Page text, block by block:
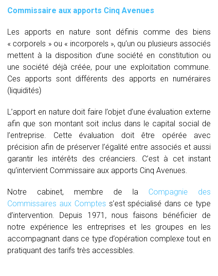
Commissaire aux apports Cinq Avenues
Les apports en nature sont définis comme des biens
« corporels » ou « incorporels », qu’un ou plusieurs associés
mettent à la disposition d’une société en constitution ou
une société déjà créée, pour une exploitation commune.
Ces apports sont différents des apports en numéraires
(liquidités)
L’apport en nature doit faire l’objet d’une évaluation externe
afin que son montant soit inclus dans le capital social de
l’entreprise. Cette évaluation doit être opérée avec
précision afin de préserver l’égalité entre associés et aussi
garantir les intérêts des créanciers. C’est à cet instant
qu’intervient Commissaire aux apports Cinq Avenues.
Notre cabinet, membre de la Compagnie des
Commissaires aux Comptes s’est spécialisé dans ce type
d’intervention. Depuis 1971, nous faisons bénéficier de
notre expérience les entreprises et les groupes en les
accompagnant dans ce type d’opération complexe tout en
pratiquant des tarifs très accessibles.